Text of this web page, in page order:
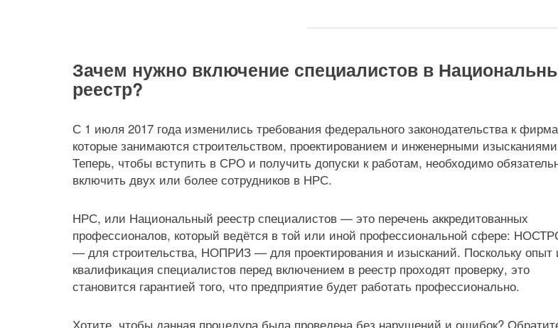
Зачем нужно включение специалистов в
реестр?
С 1 июля 2017 года изменились требования федерального законодательства к
которые занимаются строительством, проектированием и инженерными
Теперь, чтобы вступить в СРО и получить допуски к работам, необходимо
включить двух или более сотрудников в НРС.
НРС, или Национальный реестр специалистов — это перечень аккредитованных
профессионалов, который ведётся в той или иной профессиональной сфере:
— для строительства, НОПРИЗ — для проектирования и изысканий. Поскольку опыт
квалификация специалистов перед включением в реестр проходят проверку, это
становится гарантией того, что предприятие будет работать профессионально.
Хотите, чтобы данная процедура была проведена без нарушений и ошибок?